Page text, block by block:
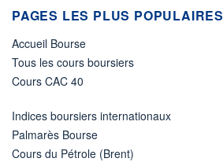
PAGES LES PLUS POPULAIRES
Accueil Bourse
Tous les cours boursiers
Cours CAC 40
Indices boursiers internationaux
Palmarès Bourse
Cours du Pétrole (Brent)